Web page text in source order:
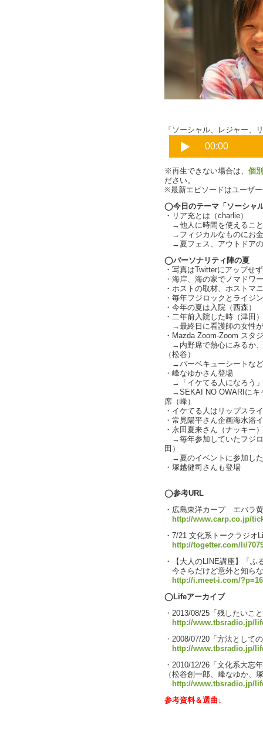
「ソーシャル、レジャー、
※再生できない場合は、 個
ださい。
※最新エピソードはユーザ
◯今日のテーマ「ソーシャ
・リア充とは（charlie）
→他人に時間を使えるこ
→フィジカルなものにお
→夏フェス、アウトドア
◯パーソナリティ陣の夏
・写真はTwitterにアップせ
・海岸、海の家でノマドワ
・ホストの取材、ホストマ
・毎年フジロックとライジ
・今年の夏は入院（西森）
・二年前入院した時（津田）
→最終日に看護師の女性が
・Mazda Zoom-Zoom スタ
→内野席で熱心にみるか、
（松谷）
→バーベキューシートなど
・峰なゆかさん登場
→「イケてる人になろう
→SEKAI NO OWARIにキ
席（峰）
・イケてる人はリップスラ
・常見陽平さん企画海水浴
・永田夏来さん（ナッキー
→毎年参加していたフジロ
田）
→夏のイベントに参加し
・塚越健司さんも登場
◯参考URL
・広島東洋カープ エバラ
http://www.carp.co.jp/
・7/21 文化系トークラジオ
http://togetter.com/li/
・【大人のLINE講座】「ふ
今さらだけど意外と知ら
http://i.meet-i.com/
◯Lifeアーカイブ
・2013/08/25「残したいこ
http://www.tbsradio.jp/
・2008/07/20「方法として
http://www.tbsradio.jp/
・2010/12/26「文化系大忘
（松谷創一郎、峰なゆか、
http://www.tbsradio.jp/
参考資料＆選曲↓